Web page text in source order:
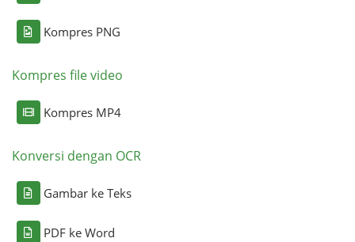
Kompres PNG
Kompres file video
Kompres MP4
Konversi dengan OCR
Gambar ke Teks
PDF ke Word